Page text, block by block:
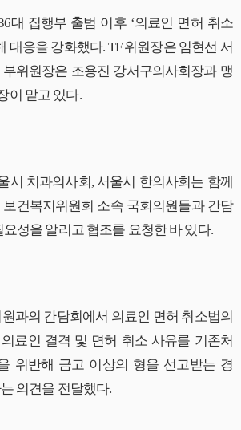
대 집행부 출범 이후 ‘의료인 면허 취소
대응을 강화했다. TF 위원장은 임현선 서
위원장은 조용진 강서구의사회장과 맹
이 맡고 있다.
시 치과의사회, 서울시 한의사회는 함께
보건복지위원회 소속 국회의원들과 간담
성을 알리고 협조를 요청한 바 있다.
과의 간담회에서 의료인 면허 취소법의
료인 결격 및 면허 취소 사유를 기존처
위반해 금고 이상의 형을 선고받는 경
의견을 전달했다.